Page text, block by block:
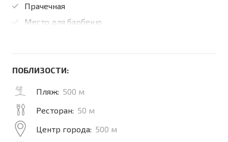
Прачечная
Место для барбекю
ПОБЛИЗОСТИ:
Пляж: 500 м
Ресторан: 50 м
Центр города: 500 м